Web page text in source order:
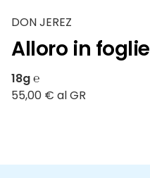
DON JEREZ
Alloro in foglie
18g ℮
55,00 € al GR